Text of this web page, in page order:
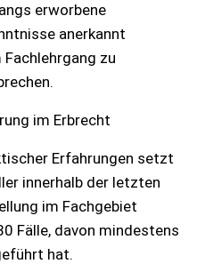
erworbene
anerkannt
zu
im Erbrecht
Erfahrungen setzt
innerhalb der letzten
im Fachgebiet
Fälle, davon mindestens
hat.